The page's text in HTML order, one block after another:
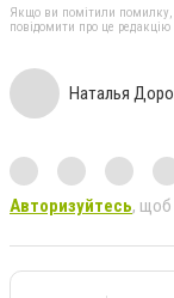
Якщо ви помітили помилку,
повідомити про це редакцію
Наталья
Авторизуйтесь, щоб